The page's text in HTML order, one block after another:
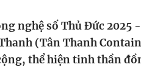
ngủ
Chậm
nghệ số Thủ Đức 2025
(Tân Thanh
thể hiện tinh thần